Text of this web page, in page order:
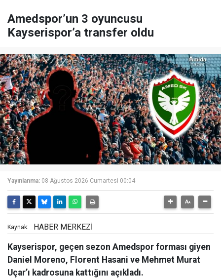
Amedspor’un 3 oyuncusu
Kayserispor’a transfer oldu
Yayınlanma: 08 Ağustos 2026 Cumartesi 00:04
Kaynak: HABER MERKEZİ
Kayserispor, geçen sezon Amedspor forması giyen
Daniel Moreno, Florent Hasani ve Mehmet Murat
Uçar’ı kadrosuna kattığını açıkladı.